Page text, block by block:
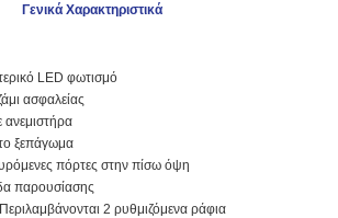
Γενικά Χαρακτηριστικά
LED φωτισμό
τζάμι ασφαλείας
με ανεμιστήρα
ξεπάγωμα
πόρτες στην πίσω όψη
παρουσίασης
Περιλαμβάνονται 2 ρυθμιζόμενα ράφια